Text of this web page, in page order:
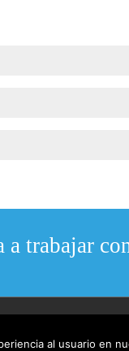
a trabajar
al usuario en